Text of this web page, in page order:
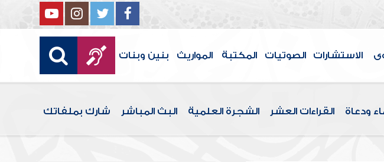
الاستشارات الصوتيات المكتبة المواريث بنين وبنات
ودعاة القراءات العشر الشجرة العلمية البث المباشر شارك بملفاتك